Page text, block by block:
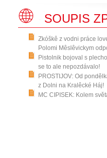
SOUPIS
Zkóškê z vodni práce
Polomi Mêslêvickym
Pistolnik bojoval s
se to ale nepozdávalo!
PROSTIJOV: Od
z Dolni na Kralêcké Háj!
MC CIPISEK: Kolem